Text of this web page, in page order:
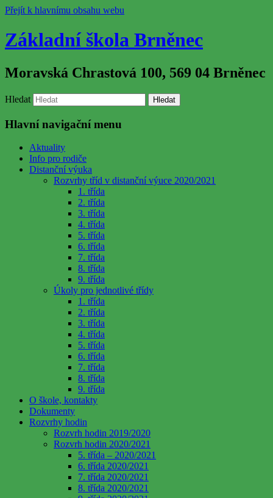
Přejít k hlavnímu obsahu webu
Základní škola Brněnec
Moravská Chrastová 100, 569 04 Brněnec
Hledat
Hlavní navigační menu
Aktuality
Info pro rodiče
Distanční výuka
Rozvrhy tříd v distanční výuce 2020/2021
1. třída
2. třída
3. třída
4. třída
5. třída
6. třída
7. třída
8. třída
9. třída
Úkoly pro jednotlivé třídy
1. třída
2. třída
3. třída
4. třída
5. třída
6. třída
7. třída
8. třída
9. třída
O škole, kontakty
Dokumenty
Rozvrhy hodin
Rozvrh hodin 2019/2020
Rozvrh hodin 2020/2021
5. třída – 2020/2021
6. třída 2020/2021
7. třída 2020/2021
8. třída 2020/2021